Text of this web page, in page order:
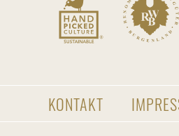
KONTAKT